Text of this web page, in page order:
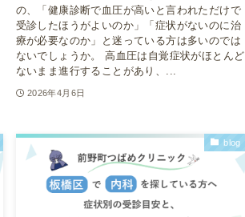
の、「健康診断で血圧が高いと言われただけで
受診したほうがよいのか」「症状がないのに治
療が必要なのか」と迷っている方は多いのでは
ないでしょうか。 高血圧は自覚症状がほとんど
ないまま進行することがあり、...
2026年4月6日
blog